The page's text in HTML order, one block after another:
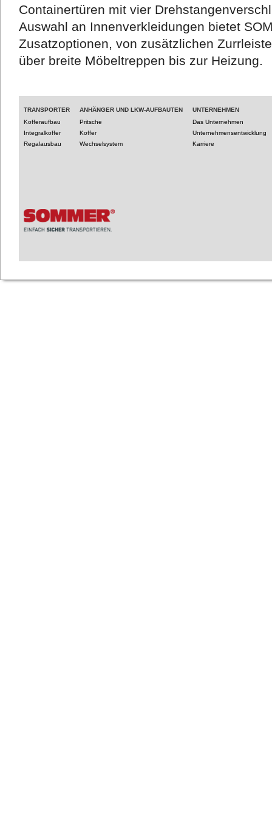
Containertüren mit vier
Auswahl an Innenverkleidungen bietet
Zusatzoptionen, von zusätzlichen
über breite Möbeltreppen bis zur Heizung.
TRANSPORTER
Kofferaufbau
Integralkoffer
Regalausbau
ANHÄNGER UND LKW-AUFBAUTEN
Pritsche
Koffer
Wechselsystem
UNTERNEHMEN
Das Unternehmen
Unternehmensentwicklung
Karriere